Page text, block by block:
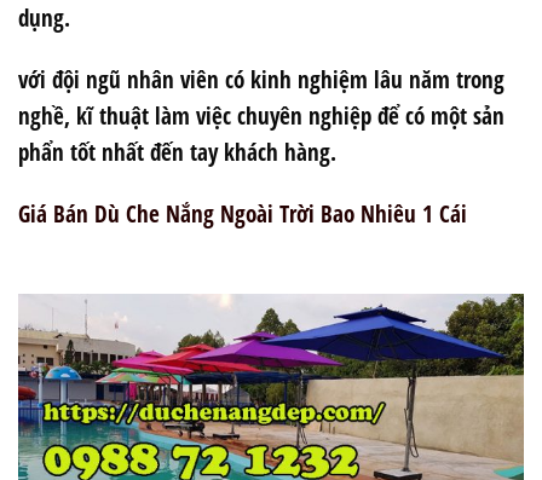
dụng.
với đội ngũ nhân viên có kinh nghiệm lâu năm trong
nghề, kĩ thuật làm việc chuyên nghiệp để có một sản
phẩn tốt nhất đến tay khách hàng.
Giá Bán Dù Che Nắng Ngoài Trời Bao Nhiêu 1 Cái